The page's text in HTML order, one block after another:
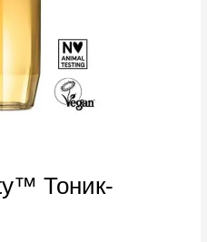
Тоник-